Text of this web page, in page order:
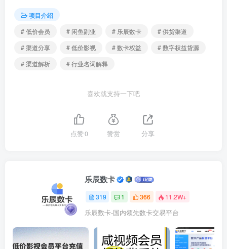
项目介绍
# 低价会员
# 闲鱼副业 # 乐辰数卡
# 供货渠道
# 渠道分享
# 低价影视 # 数卡权益
# 数字权益货源
# 渠道解析
# 行业名词解释
喜欢就支持一下吧
点赞0 赞赏 分享
乐辰数卡
319 1 366 11.2W+
乐辰数卡-国内领先数卡交易平台